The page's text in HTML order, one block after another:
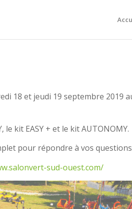
18 et jeudi 19 septembre 2019
kit EASY + et le kit AUTONOMY.
pour répondre à vos
sud-ouest.com/